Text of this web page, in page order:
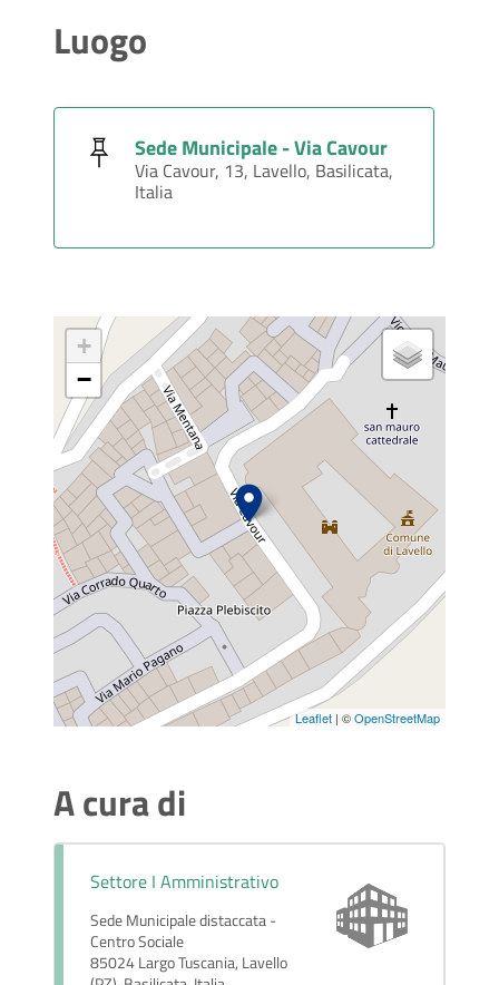
Luogo
Sede Municipale - Via Cavour
Via Cavour, 13, Lavello, Basilicata,
Italia
+
−
Leaflet | ©OpenStreetMap
A cura di
Settore I Amministrativo
Sede Municipale distaccata -
Centro Sociale
85024 Largo Tuscania, Lavello